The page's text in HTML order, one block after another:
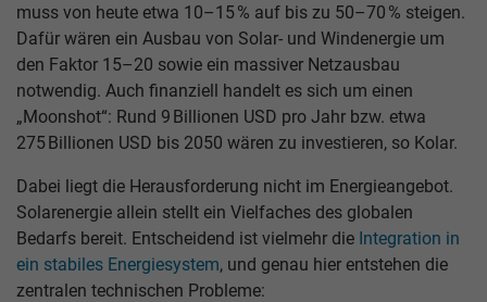
muss von heute etwa 10–15 % auf bis zu 50–70 % steigen.
Dafür wären ein Ausbau von Solar- und Windenergie um
den Faktor 15–20 sowie ein massiver Netzausbau
notwendig. Auch finanziell handelt es sich um einen
„Moonshot“: Rund 9 Billionen USD pro Jahr bzw. etwa
275 Billionen USD bis 2050 wären zu investieren, so Kolar.
Dabei liegt die Herausforderung nicht im Energieangebot.
Solarenergie allein stellt ein Vielfaches des globalen
Bedarfs bereit. Entscheidend ist vielmehr die Integration in
ein stabiles Energiesystem, und genau hier entstehen die
zentralen technischen Probleme: